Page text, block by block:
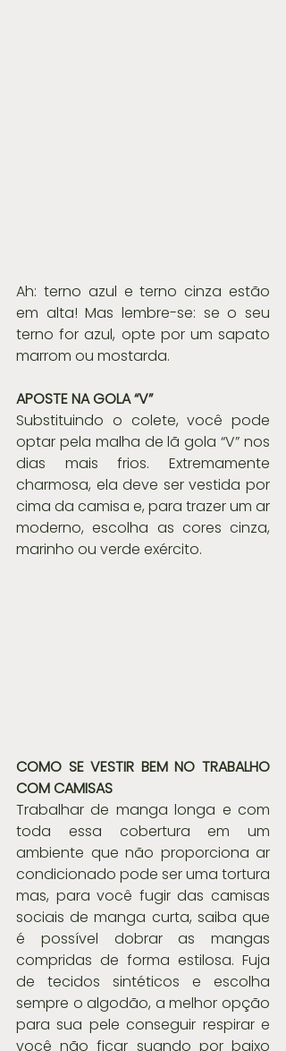
Ah: terno azul e terno cinza estão
em alta! Mas lembre-se: se o seu
terno for azul, opte por um sapato
marrom ou mostarda.
APOSTE NA GOLA “V”
Substituindo o colete, você pode
optar pela malha de lã gola “V” nos
dias mais frios. Extremamente
charmosa, ela deve ser vestida por
cima da camisa e, para trazer um ar
moderno, escolha as cores cinza,
marinho ou verde exército.
COMO SE VESTIR BEM NO TRABALHO
COM CAMISAS
Trabalhar de manga longa e com
toda essa cobertura em um
ambiente que não proporciona ar
condicionado pode ser uma tortura
mas, para você fugir das camisas
sociais de manga curta, saiba que
é possível dobrar as mangas
compridas de forma estilosa. Fuja
de tecidos sintéticos e escolha
sempre o algodão, a melhor opção
para sua pele conseguir respirar e
você não ficar suando por baixo